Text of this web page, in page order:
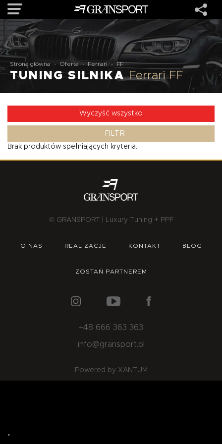
OFERTA
MARKI
O NAS
KONTAKT
Strona główna - Oferta - Ferrari - FF
TUNING SILNIKAFerrari FF
Wyczyść wszystko
FILTR
Brak produktów spełniających kryteria.
© GRANSPORT | Luxury Tuning + PPF
O NAS REALIZACJE KONTAKT BLOG
ZOSTAŃ PARTNEREM
+48 666 363 363
info@gransport.pl
Powered by XANTUM